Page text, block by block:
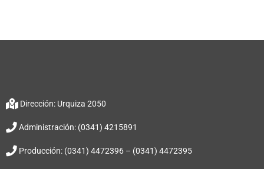
Dirección: Urquiza 2050
Administración: (0341) 4215891
Producción: (0341) 4472396 – (0341) 4472395